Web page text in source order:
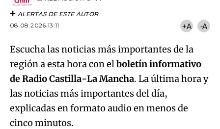
ALERTAS DE ESTE AUTOR
08.08.2026 13:11
+A -A
Escucha las noticias más importantes de la
región a esta hora con elboletín informativo
de Radio Castilla-La Mancha. La última hora y
las noticias más importantes del día,
explicadas en formato audio en menos de
cinco minutos.